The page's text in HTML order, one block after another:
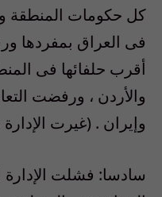
كل حكومات المنطقة
فى العراق بمفردها
أقرب حلفائها فى
والأردن ، ورفضت
وإيران . (غيرت
سادسا: فشلت